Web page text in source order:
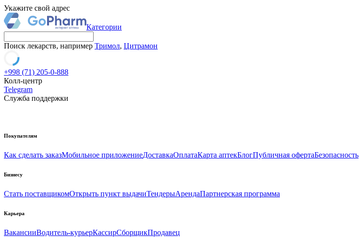
Укажите свой адрес
Категории
Поиск лекарств, например Тримол, Цитрамон
+998 (71) 205-0-888
Колл-центр
Telegram
Служба поддержки
Покупателям
Как сделать заказМобильное приложениеДоставкаОплатаКарта аптекБлогПубличная офертаБезопасность
Бизнесу
Стать поставщикомОткрыть пункт выдачиТендерыАрендаПартнерская программа
Карьера
ВакансииВодитель-курьерКассирСборщикПродавец